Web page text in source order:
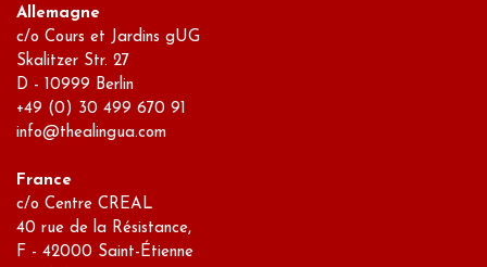
Allemagne
c/o Cours et Jardins gUG
Skalitzer Str. 27
D - 10999 Berlin
+49 (0) 30 499 670 91
info@thealingua.com
France
c/o Centre CREAL
40 rue de la Résistance,
F - 42000 Saint-Étienne